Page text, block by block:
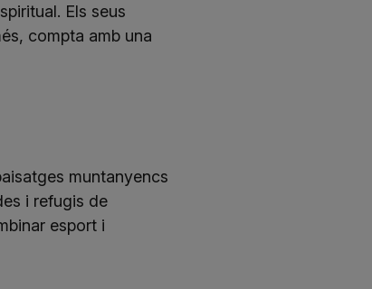
Els seus
compta amb una
muntanyencs
i refugis de
esport i